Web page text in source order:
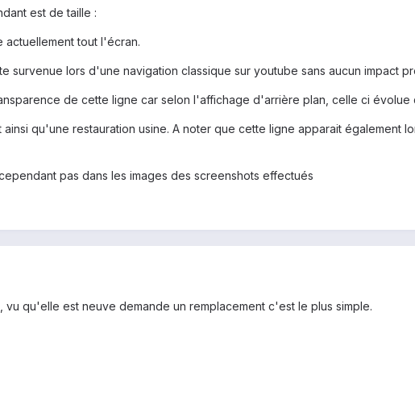
est de taille :
actuellement tout l'écran.
survenue lors d'une navigation classique sur youtube sans aucun impact
de cette ligne car selon l'affichage d'arrière plan, celle ci évolue
qu'une restauration usine. A noter que cette ligne apparait également
pas dans les images des screenshots effectués
vu qu'elle est neuve demande un remplacement c'est le plus simple.